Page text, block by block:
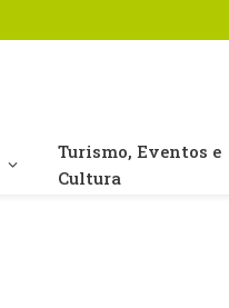
Turismo, Eventos e
Cultura